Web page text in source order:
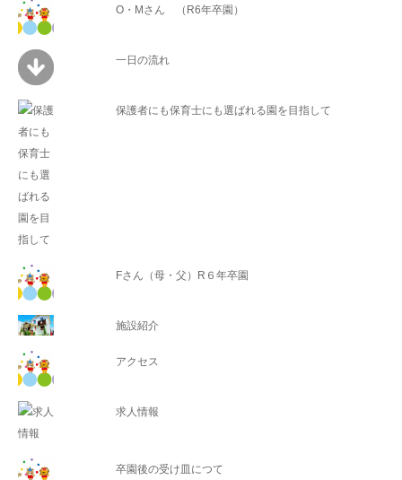
O・Mさん （R6年卒園）
一日の流れ
保護者にも保育士にも選ばれる園を目指して
Fさん（母・父）R６年卒園
施設紹介
アクセス
求人情報
卒園後の受け皿につて